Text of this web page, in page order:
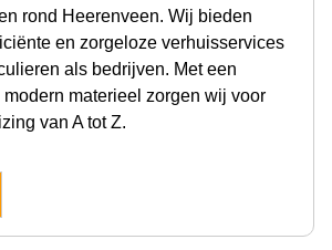
rond Heerenveen. Wij bieden
en zorgeloze verhuisservices
als bedrijven. Met een
materieel zorgen wij voor
van A tot Z.